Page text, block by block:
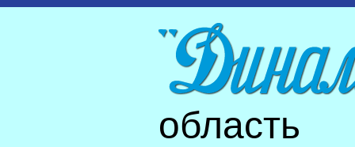
область